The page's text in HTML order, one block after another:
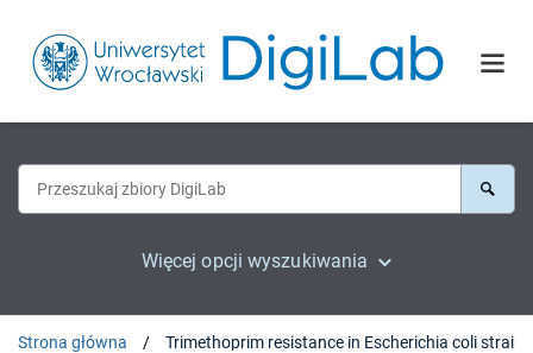
Więcej opcji wyszukiwania
Strona główna